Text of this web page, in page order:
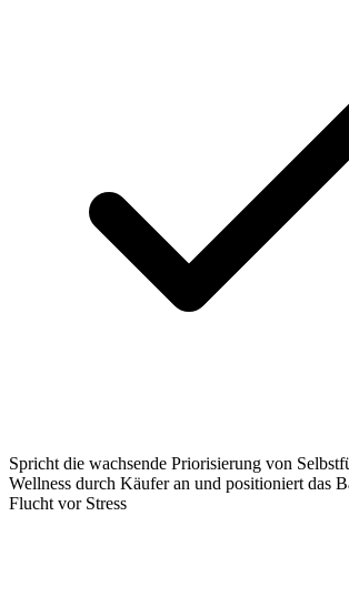
Spricht die wachsende Priorisierung von
Wellness durch Käufer an und positioniert das
Flucht vor Stress